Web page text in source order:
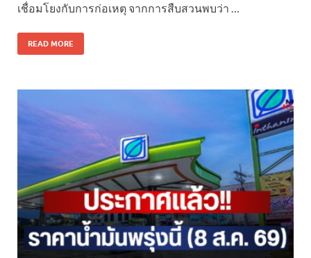
เชื่อมโยงกับการก่อเหตุ จากการสืบสวนพบว่า …
READ MORE